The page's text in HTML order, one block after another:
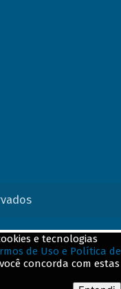
e tecnologias
de Uso e Política de
concorda com estas